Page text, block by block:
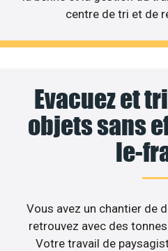
centre de tri et de
Evacuez et
objets sans
le-
Vous avez un chantier de
retrouvez avec des
Votre travail de